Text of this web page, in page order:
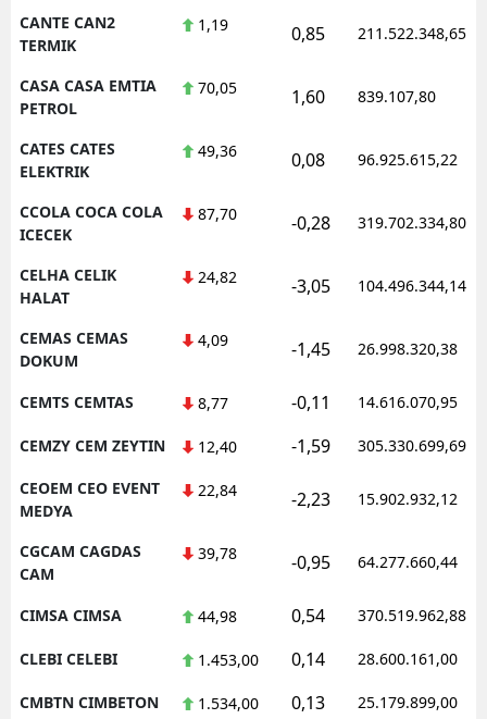
CANTE CAN2
TERMIK
1,19 0,85 211.522.348,65
CASA CASA EMTIA
PETROL
70,05 1,60 839.107,80
CATES CATES
ELEKTRIK
49,36 0,08 96.925.615,22
CCOLA COCA COLA
ICECEK
87,70 -0,28 319.702.334,80
CELHA CELIK
HALAT
24,82 -3,05 104.496.344,14
CEMAS CEMAS
DOKUM
4,09 -1,45 26.998.320,38
CEMTS CEMTAS 8,77 -0,11 14.616.070,95
CEMZY CEM ZEYTIN 12,40 -1,59 305.330.699,69
CEOEM CEO EVENT
MEDYA
22,84 -2,23 15.902.932,12
CGCAM CAGDAS
CAM
39,78 -0,95 64.277.660,44
CIMSA CIMSA 44,98 0,54 370.519.962,88
CLEBI CELEBI 1.453,00 0,14 28.600.161,00
CMBTN CIMBETON 1.534,00 0,13 25.179.899,00